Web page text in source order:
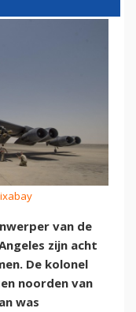
van de
zijn acht
De kolonel
noorden van
was